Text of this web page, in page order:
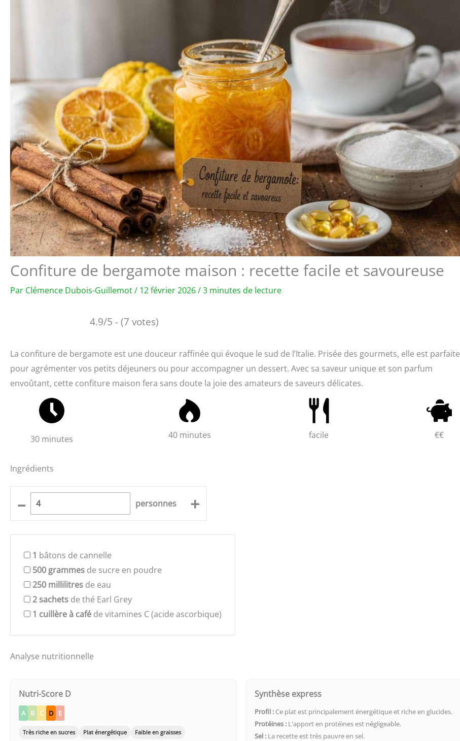
Confiture de bergamote maison : recette facile et savoureuse
Par Clémence Dubois-Guillemot/ 12 février 2026/3 minutes de lecture
4.9/5 - (7 votes)
La confiture de bergamote est une douceur raffinée qui évoque le sud de l’Italie. Prisée des gourmets, elle est parfaite
pour agrémenter vos petits déjeuners ou pour accompagner un dessert. Avec sa saveur unique et son parfum
envoûtant, cette confiture maison fera sans doute la joie des amateurs de saveurs délicates.
30 minutes 40 minutes facile €€
Ingrédients
– personnes +
1 bâtons de cannelle
500 grammes de sucre en poudre
250 millilitres de eau
2sachets de thé Earl Grey
1 cuillère à café de vitamines C (acide ascorbique)
Analyse nutritionnelle
Nutri-Score D
A B C D E
Très riche en sucres Plat énergétique Faible en graisses
Synthèse express
Profil : Ce plat est principalement énergétique et riche en glucides.
Protéines : L'apport en protéines est négligeable.
Sel : La recette est très pauvre en sel.